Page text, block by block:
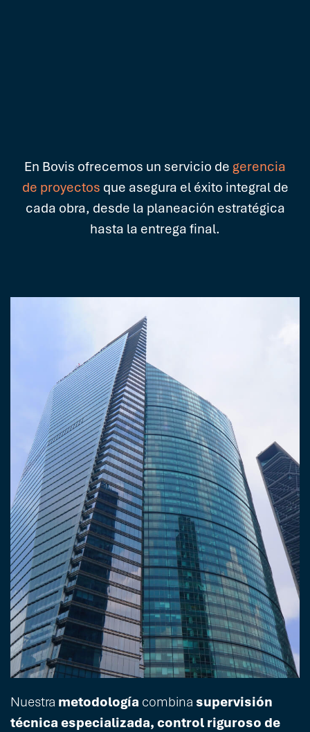
En Bovis ofrecemos un servicio de gerencia
de proyectos que asegura el éxito integral de
cada obra, desde la planeación estratégica
hasta la entrega final.
Nuestra metodología combina supervisión
técnica especializada, control riguroso de